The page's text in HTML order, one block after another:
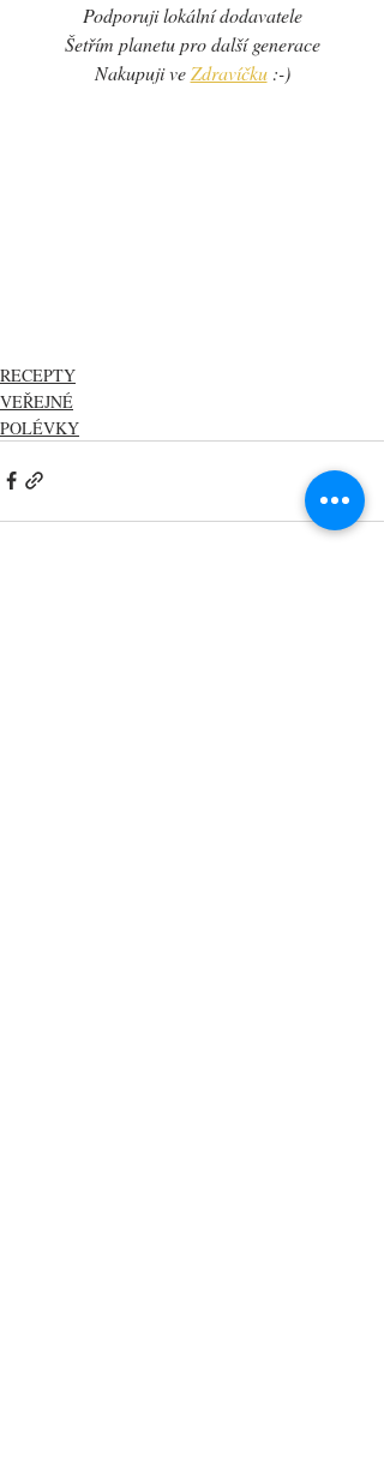
Podporuji lokální dodavatele
Šetřím planetu pro další generace
Nakupuji ve Zdravíčku :-)
RECEPTY
VEŘEJNÉ
POLÉVKY